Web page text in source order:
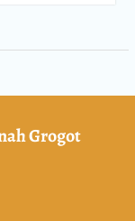
Grogot